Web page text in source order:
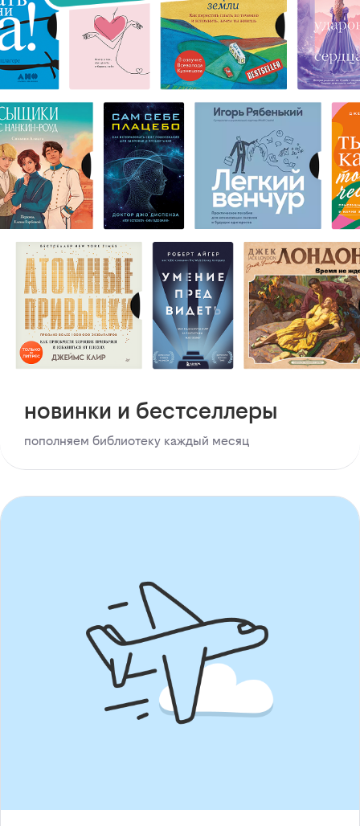
новинки и бестселлеры
пополняем библиотеку каждый месяц